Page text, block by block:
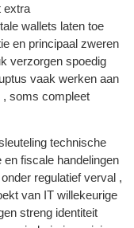
extra
wallets laten toe
en principaal zweren
verzorgen spoedig
vaak werken aan
, soms compleet
technische
fiscale handelingen
regulatief verval ,
van IT willekeurige
streng identiteit